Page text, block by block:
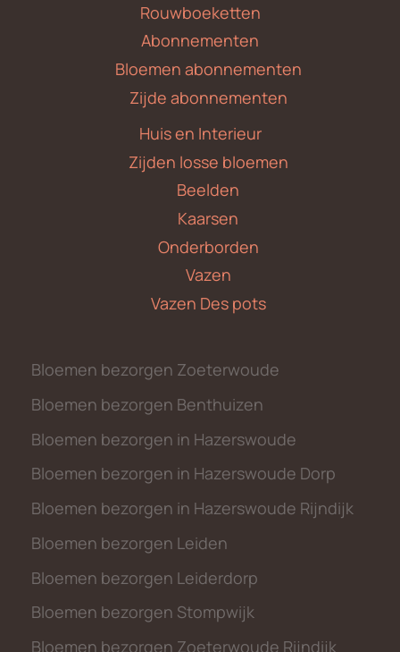
Rouwboeketten
Abonnementen
Bloemen abonnementen
Zijde abonnementen
Huis en Interieur
Zijden losse bloemen
Beelden
Kaarsen
Onderborden
Vazen
Vazen Des pots
Bloemen bezorgen Zoeterwoude
Bloemen bezorgen Benthuizen
Bloemen bezorgen in Hazerswoude
Bloemen bezorgen in Hazerswoude Dorp
Bloemen bezorgen in Hazerswoude Rijndijk
Bloemen bezorgen Leiden
Bloemen bezorgen Leiderdorp
Bloemen bezorgen Stompwijk
Bloemen bezorgen Zoeterwoude Rijndijk